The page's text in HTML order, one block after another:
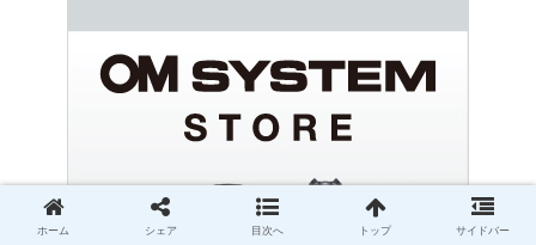
ホーム シェア 目次へ トップ サイドバー